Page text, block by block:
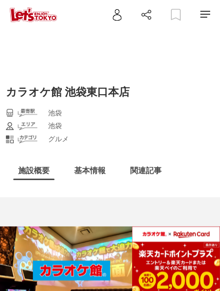
カラオケ館 池袋東口本店
池袋
池袋
グルメ
施設概要 基本情報 関連記事